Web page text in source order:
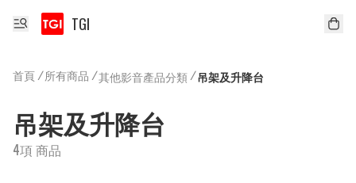
TGI
首頁/所有商品 /其他影音產品分類/吊架及升降台
吊架及升降台
4項 商品